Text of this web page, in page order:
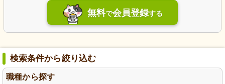
無料で会員登録する
検索条件から絞り込む
職種から探す